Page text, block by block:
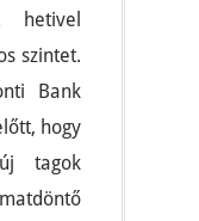
hetivel
szintet.
Bank
hogy
tagok